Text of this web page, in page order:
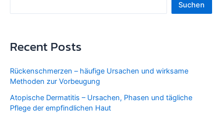
Suchen
Recent Posts
Rückenschmerzen – häufige Ursachen und wirksame
Methoden zur Vorbeugung
Atopische Dermatitis – Ursachen, Phasen und tägliche
Pflege der empfindlichen Haut